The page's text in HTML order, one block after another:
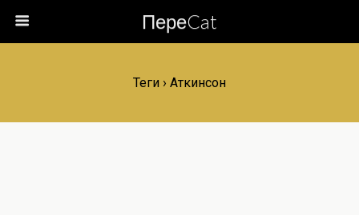
ПереCat
Теги › Аткинсон